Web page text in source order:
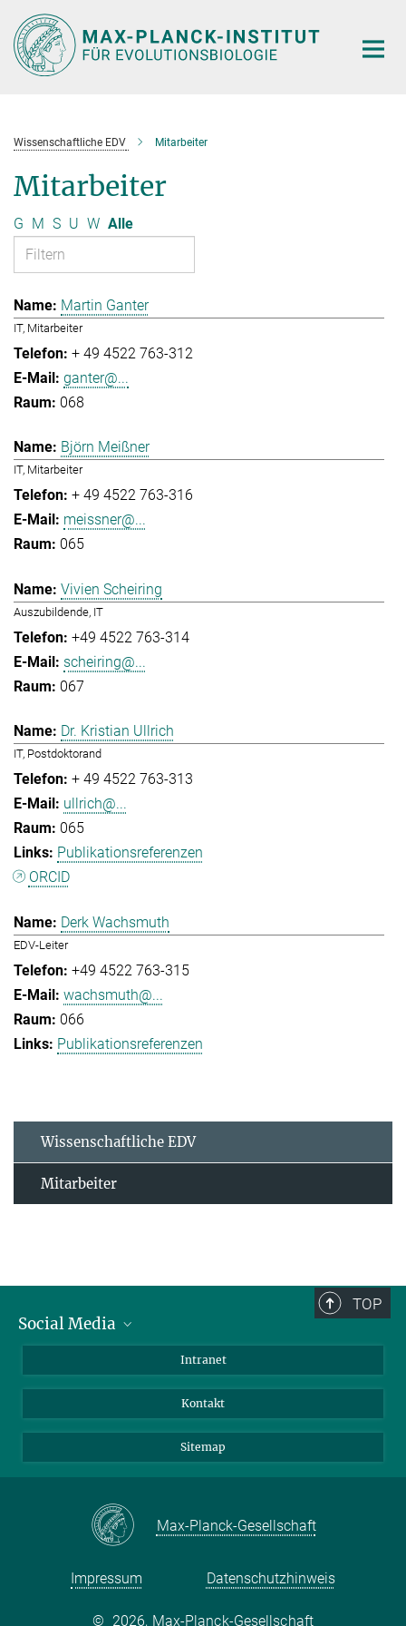
Hauptinhalt
Wissenschaftliche EDV Mitarbeiter
Mitarbeiter
G M S U W Alle
Martin Ganter
IT, Mitarbeiter
+ 49 4522 763-312
ganter@...
068
Björn Meißner
IT, Mitarbeiter
+ 49 4522 763-316
meissner@...
065
Vivien Scheiring
Auszubildende, IT
+49 4522 763-314
scheiring@...
067
Dr. Kristian Ullrich
IT, Postdoktorand
+ 49 4522 763-313
ullrich@...
065
Publikationsreferenzen
ORCID
Derk Wachsmuth
EDV-Leiter
+49 4522 763-315
wachsmuth@...
066
Publikationsreferenzen
Wissenschaftliche EDV
Mitarbeiter
TOP
Social Media
Intranet
Kontakt
Sitemap
Max-Planck-Gesellschaft
Impressum Datenschutzhinweis
© 2026, Max-Planck-Gesellschaft